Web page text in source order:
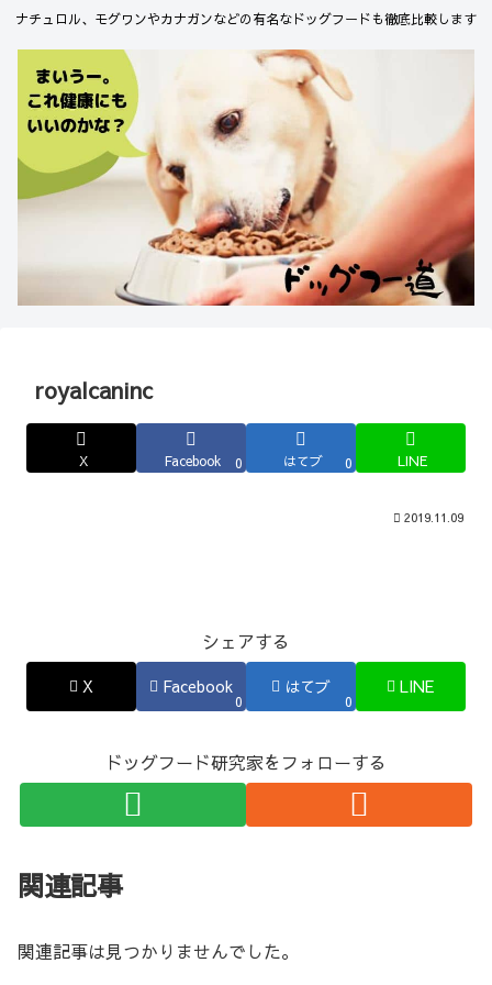
ナチュロル、モグワンやカナガンなどの有名なドッグフードも徹底比較します
royalcaninc
X Facebook 0 はてブ 0 LINE
2019.11.09
シェアする
X Facebook
0
はてブ
0
LINE
ドッグフード研究家をフォローする
関連記事
関連記事は見つかりませんでした。